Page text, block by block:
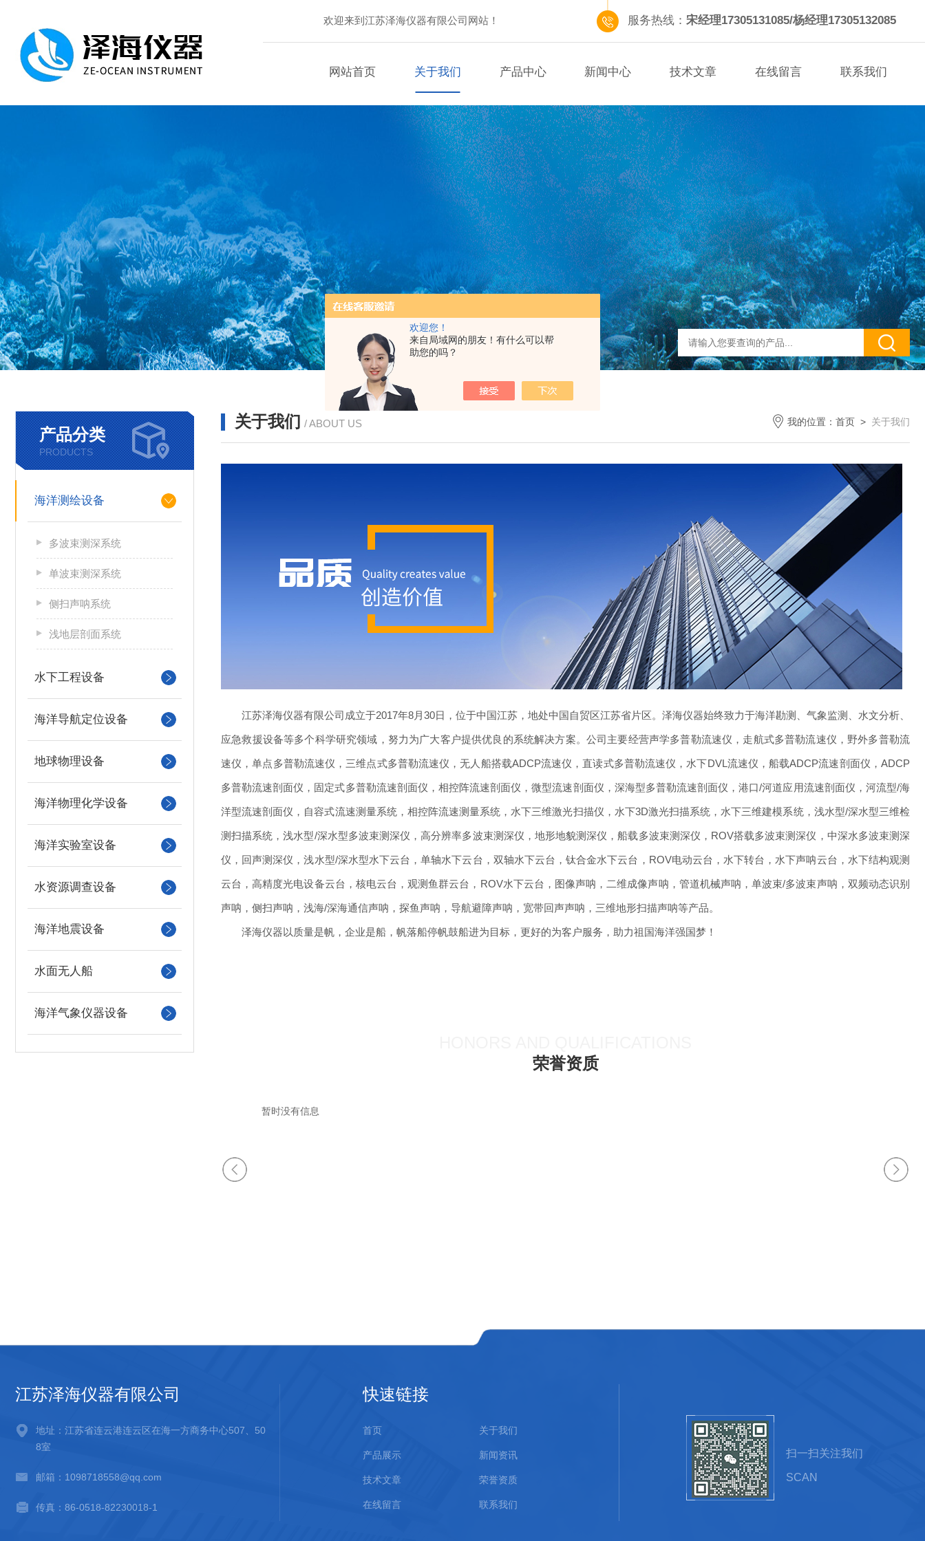
欢迎您！
来自局域网的朋友！有什么可以帮
助您的吗？
欢迎来到江苏泽海仪器有限公司网站！ 服务热线： 宋经理17305131085/杨经理17305132085
网站首页 关于我们 产品中心 新闻中心 技术文章 在线留言 联系我们
产品分类
PRODUCTS
海洋测绘设备
多波束测深系统
单波束测深系统
侧扫声呐系统
浅地层剖面系统
水下工程设备
海洋导航定位设备
地球物理设备
海洋物理化学设备
海洋实验室设备
水资源调查设备
海洋地震设备
水面无人船
海洋气象仪器设备
关于我们 / ABOUT US 我的位置： 首页 > 关于我们
江苏泽海仪器有限公司成立于2017年8月30日，位于中国江苏，地处中国自贸区江苏省片区。泽海仪器始终致力于海洋勘测、气象监测、水文分析、
应急救援设备等多个科学研究领域，努力为广大客户提供优良的系统解决方案。公司主要经营声学多普勒流速仪，走航式多普勒流速仪，野外多普勒流
速仪，单点多普勒流速仪，三维点式多普勒流速仪，无人船搭载ADCP流速仪，直读式多普勒流速仪，水下DVL流速仪，船载ADCP流速剖面仪，ADCP
多普勒流速剖面仪，固定式多普勒流速剖面仪，相控阵流速剖面仪，微型流速剖面仪，深海型多普勒流速剖面仪，港口/河道应用流速剖面仪，河流型/海
洋型流速剖面仪，自容式流速测量系统，相控阵流速测量系统，水下三维激光扫描仪，水下3D激光扫描系统，水下三维建模系统，浅水型/深水型三维检
测扫描系统，浅水型/深水型多波束测深仪，高分辨率多波束测深仪，地形地貌测深仪，船载多波束测深仪，ROV搭载多波束测深仪，中深水多波束测深
仪，回声测深仪，浅水型/深水型水下云台，单轴水下云台，双轴水下云台，钛合金水下云台，ROV电动云台，水下转台，水下声呐云台，水下结构观测
云台，高精度光电设备云台，核电云台，观测鱼群云台，ROV水下云台，图像声呐，二维成像声呐，管道机械声呐，单波束/多波束声呐，双频动态识别
声呐，侧扫声呐，浅海/深海通信声呐，探鱼声呐，导航避障声呐，宽带回声声呐，三维地形扫描声呐等产品。
泽海仪器以质量是帆，企业是船，帆落船停帆鼓船进为目标，更好的为客户服务，助力祖国海洋强国梦！
荣誉资质
暂时没有信息
江苏泽海仪器有限公司
地址：江苏省连云港连云区在海一方商务中心507、50
8室
邮箱：1098718558@qq.com
传真：86-0518-82230018-1
快速链接
首页 关于我们
产品展示 新闻资讯
技术文章 荣誉资质
在线留言 联系我们
扫一扫关注我们
SCAN